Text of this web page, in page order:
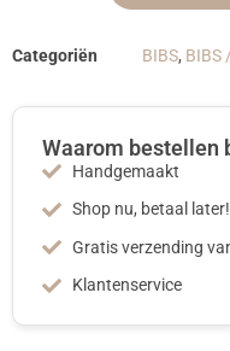
Categoriën BIBS, BIBS
Waarom bestellen
Handgemaakt
Shop nu, betaal later!
Gratis verzending
Klantenservice